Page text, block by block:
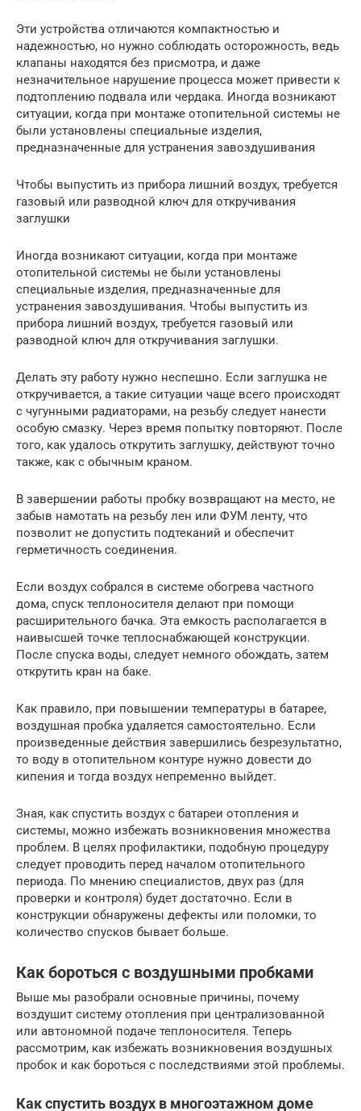
Эти устройства отличаются компактностью и
надежностью, но нужно соблюдать осторожность, ведь
клапаны находятся без присмотра, и даже
незначительное нарушение процесса может привести к
подтоплению подвала или чердака. Иногда возникают
ситуации, когда при монтаже отопительной системы не
были установлены специальные изделия,
предназначенные для устранения завоздушивания
Чтобы выпустить из прибора лишний воздух, требуется
газовый или разводной ключ для откручивания
заглушки
Иногда возникают ситуации, когда при монтаже
отопительной системы не были установлены
специальные изделия, предназначенные для
устранения завоздушивания. Чтобы выпустить из
прибора лишний воздух, требуется газовый или
разводной ключ для откручивания заглушки.
Делать эту работу нужно неспешно. Если заглушка не
откручивается, а такие ситуации чаще всего происходят
с чугунными радиаторами, на резьбу следует нанести
особую смазку. Через время попытку повторяют. После
того, как удалось открутить заглушку, действуют точно
также, как с обычным краном.
В завершении работы пробку возвращают на место, не
забыв намотать на резьбу лен или ФУМ ленту, что
позволит не допустить подтеканий и обеспечит
герметичность соединения.
Если воздух собрался в системе обогрева частного
дома, спуск теплоносителя делают при помощи
расширительного бачка. Эта емкость располагается в
наивысшей точке теплоснабжающей конструкции.
После спуска воды, следует немного обождать, затем
открутить кран на баке.
Как правило, при повышении температуры в батарее,
воздушная пробка удаляется самостоятельно. Если
произведенные действия завершились безрезультатно,
то воду в отопительном контуре нужно довести до
кипения и тогда воздух непременно выйдет.
Зная, как спустить воздух с батареи отопления и
системы, можно избежать возникновения множества
проблем. В целях профилактики, подобную процедуру
следует проводить перед началом отопительного
периода. По мнению специалистов, двух раз (для
проверки и контроля) будет достаточно. Если в
конструкции обнаружены дефекты или поломки, то
количество спусков бывает больше.
Как бороться с воздушными пробками
Выше мы разобрали основные причины, почему
воздушит систему отопления при централизованной
или автономной подаче теплоносителя. Теперь
рассмотрим, как избежать возникновения воздушных
пробок и как бороться с последствиями этой проблемы.
Как спустить воздух в многоэтажном доме